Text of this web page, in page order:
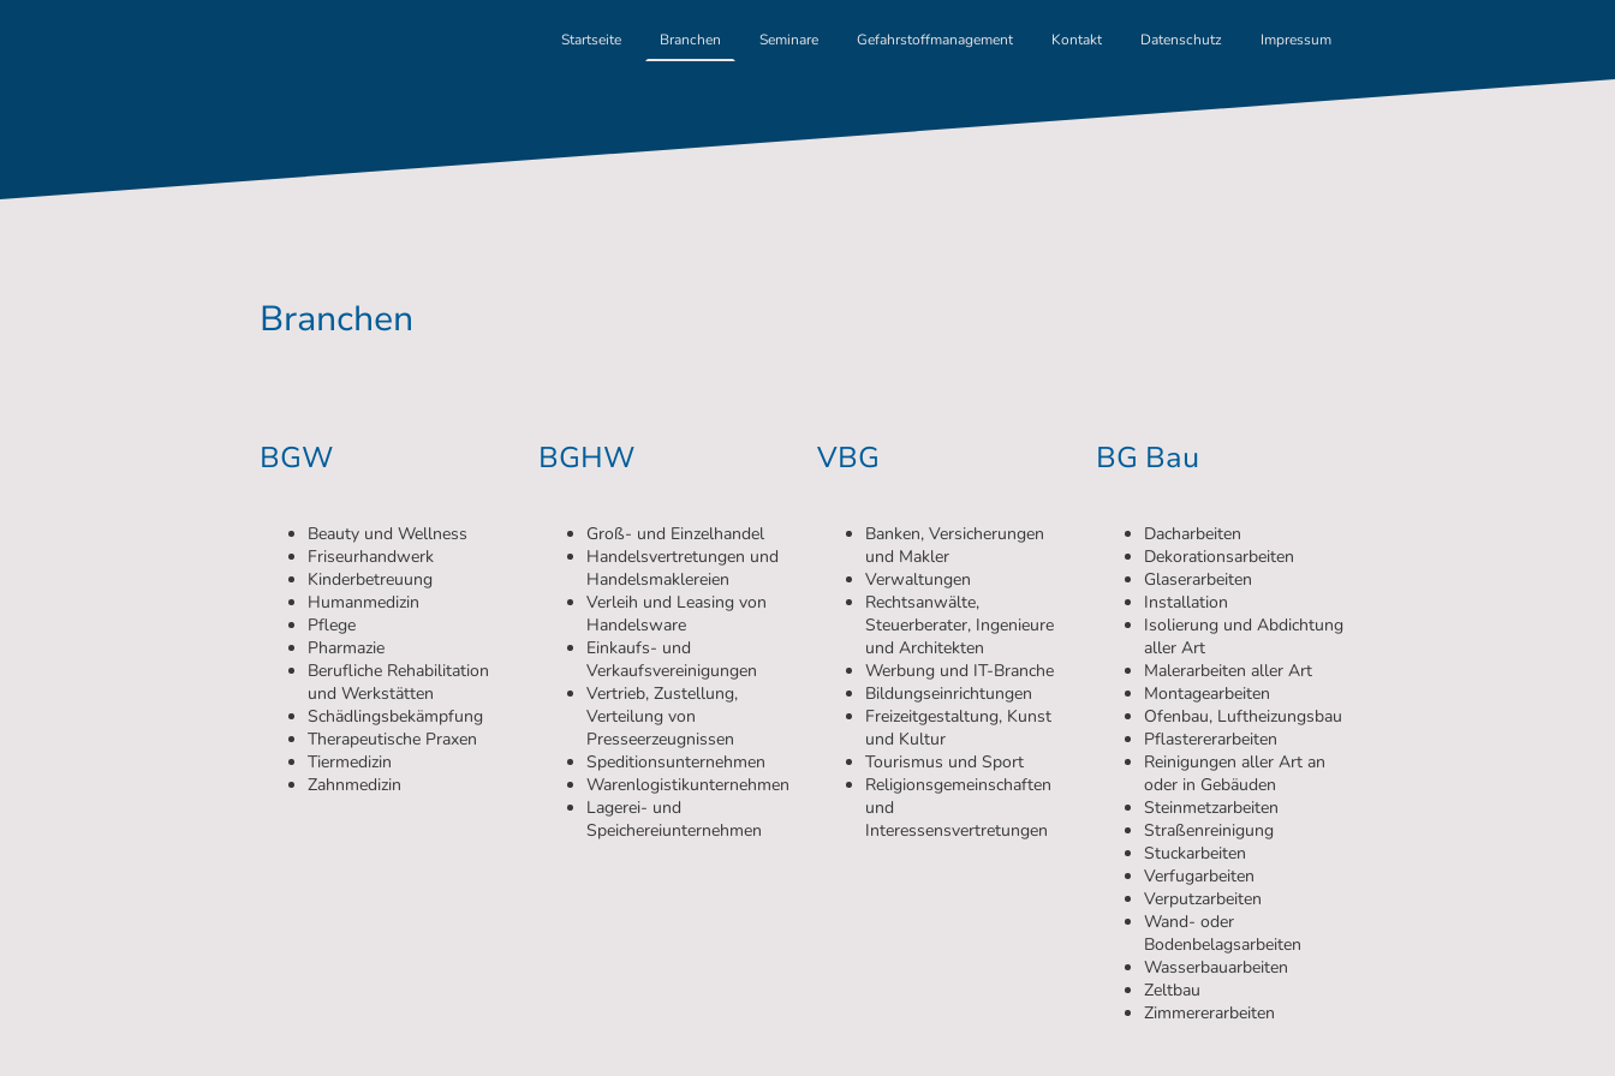
Startseite Branchen Seminare Gefahrstoffmanagement Kontakt Datenschutz Impressum
Branchen
BGW
Beauty und Wellness
Friseurhandwerk
Kinderbetreuung
Humanmedizin
Pflege
Pharmazie
Berufliche Rehabilitation
und Werkstätten
Schädlingsbekämpfung
Therapeutische Praxen
Tiermedizin
Zahnmedizin
BGHW
Groß- und Einzelhandel
Handelsvertretungen und
Handelsmaklereien
Verleih und Leasing von
Handelsware
Einkaufs- und
Verkaufsvereinigungen
Vertrieb, Zustellung,
Verteilung von
Presseerzeugnissen
Speditionsunternehmen
Warenlogistikunternehmen
Lagerei- und
Speichereiunternehmen
VBG
Banken, Versicherungen
und Makler
Verwaltungen
Rechtsanwälte,
Steuerberater, Ingenieure
und Architekten
Werbung und IT-Branche
Bildungseinrichtungen
Freizeitgestaltung, Kunst
und Kultur
Tourismus und Sport
Religionsgemeinschaften
und
Interessensvertretungen
BG Bau
Dacharbeiten
Dekorationsarbeiten
Glaserarbeiten
Installation
Isolierung und Abdichtung
aller Art
Malerarbeiten aller Art
Montagearbeiten
Ofenbau, Luftheizungsbau
Pflastererarbeiten
Reinigungen aller Art an
oder in Gebäuden
Steinmetzarbeiten
Straßenreinigung
Stuckarbeiten
Verfugarbeiten
Verputzarbeiten
Wand- oder
Bodenbelagsarbeiten
Wasserbauarbeiten
Zeltbau
Zimmererarbeiten